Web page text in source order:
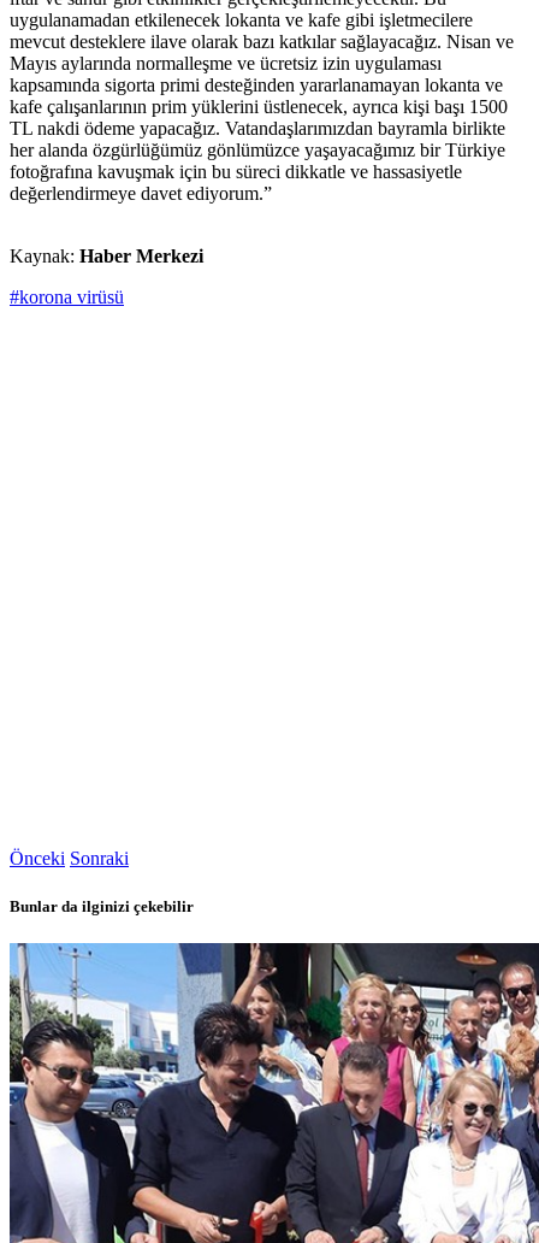
uygulanamadan etkilenecek lokanta ve kafe gibi işletmecilere
mevcut desteklere ilave olarak bazı katkılar sağlayacağız. Nisan ve
Mayıs aylarında normalleşme ve ücretsiz izin uygulaması
kapsamında sigorta primi desteğinden yararlanamayan lokanta ve
kafe çalışanlarının prim yüklerini üstlenecek, ayrıca kişi başı 1500
TL nakdi ödeme yapacağız. Vatandaşlarımızdan bayramla birlikte
her alanda özgürlüğümüz gönlümüzce yaşayacağımız bir Türkiye
fotoğrafına kavuşmak için bu süreci dikkatle ve hassasiyetle
değerlendirmeye davet ediyorum.”
Kaynak: Haber Merkezi
#korona virüsü
Önceki Sonraki
Bunlar da ilginizi çekebilir